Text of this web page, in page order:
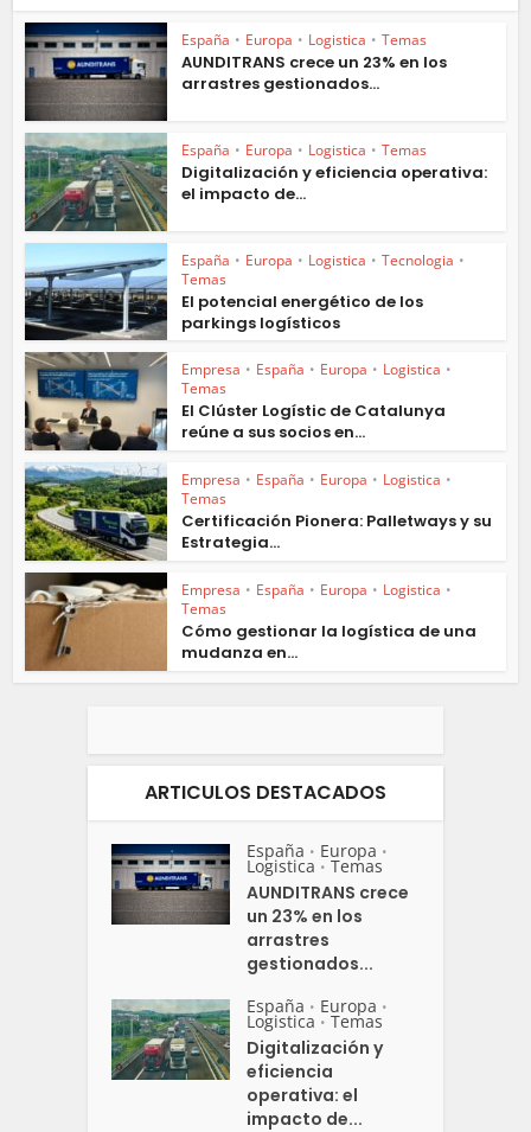
España • Europa • Logistica • Temas
AUNDITRANS crece un 23% en los
arrastres gestionados...
España • Europa • Logistica • Temas
Digitalización y eficiencia operativa:
el impacto de...
España • Europa • Logistica • Tecnologia •
Temas
El potencial energético de los
parkings logísticos
Empresa • España • Europa • Logistica •
Temas
El Clúster Logístic de Catalunya
reúne a sus socios en...
Empresa • España • Europa • Logistica •
Temas
Certificación Pionera: Palletways y su
Estrategia...
Empresa • España • Europa • Logistica •
Temas
Cómo gestionar la logística de una
mudanza en...
ARTICULOS DESTACADOS
España • Europa •
Logistica • Temas
AUNDITRANS crece
un 23% en los
arrastres
gestionados...
España • Europa •
Logistica • Temas
Digitalización y
eficiencia
operativa: el
impacto de...